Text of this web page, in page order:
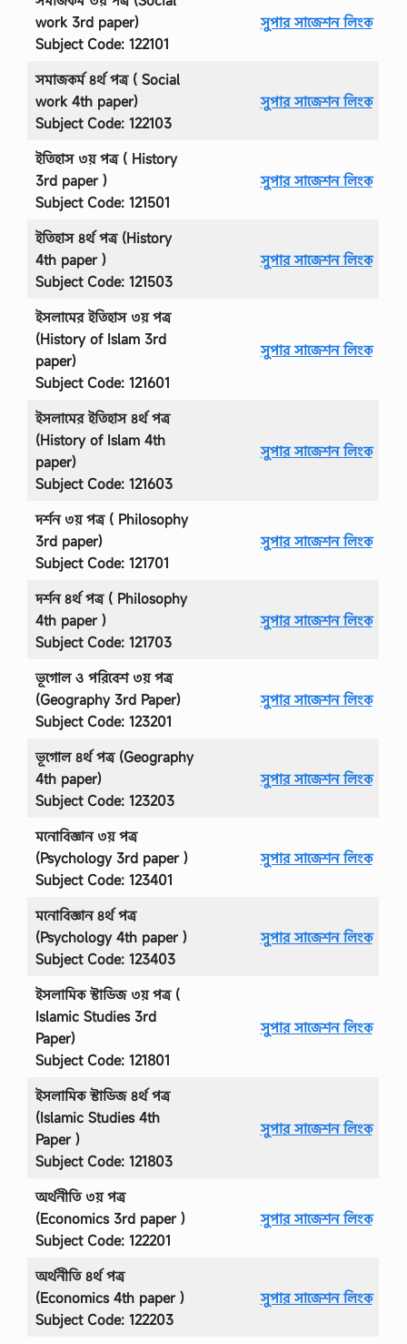
work 3rd paper)
Subject Code: 122101
সুপার সাজেশন লিংক
সমাজকর্ম ৪র্থ পত্র ( Social
work 4th paper)
Subject Code: 122103
সুপার সাজেশন লিংক
ইতিহাস ৩য় পত্র ( History
3rd paper )
Subject Code: 121501
সুপার সাজেশন লিংক
ইতিহাস ৪র্থ পত্র (History
4th paper )
Subject Code: 121503
সুপার সাজেশন লিংক
ইসলামের ইতিহাস ৩য় পত্র
(History of Islam 3rd
paper)
Subject Code: 121601
সুপার সাজেশন লিংক
ইসলামের ইতিহাস ৪র্থ পত্র
(History of Islam 4th
paper)
Subject Code: 121603
সুপার সাজেশন লিংক
দর্শন ৩য় পত্র ( Philosophy
3rd paper)
Subject Code: 121701
সুপার সাজেশন লিংক
দর্শন ৪র্থ পত্র ( Philosophy
4th paper )
Subject Code: 121703
সুপার সাজেশন লিংক
ভূগোল ও পরিবেশ ৩য় পত্র
(Geography 3rd Paper)
Subject Code: 123201
সুপার সাজেশন লিংক
ভূগোল ৪র্থ পত্র (Geography
4th paper)
Subject Code: 123203
সুপার সাজেশন লিংক
মনোবিজ্ঞান ৩য় পত্র
(Psychology 3rd paper )
Subject Code: 123401
সুপার সাজেশন লিংক
মনোবিজ্ঞান ৪র্থ পত্র
(Psychology 4th paper )
Subject Code: 123403
সুপার সাজেশন লিংক
ইসলামিক স্টাডিজ ৩য় পত্র (
Islamic Studies 3rd
Paper)
Subject Code: 121801
সুপার সাজেশন লিংক
ইসলামিক স্টাডিজ ৪র্থ পত্র
(Islamic Studies 4th
Paper )
Subject Code: 121803
সুপার সাজেশন লিংক
অর্থনীতি ৩য় পত্র
(Economics 3rd paper )
Subject Code: 122201
সুপার সাজেশন লিংক
অর্থনীতি ৪র্থ পত্র
(Economics 4th paper )
Subject Code: 122203
সুপার সাজেশন লিংক